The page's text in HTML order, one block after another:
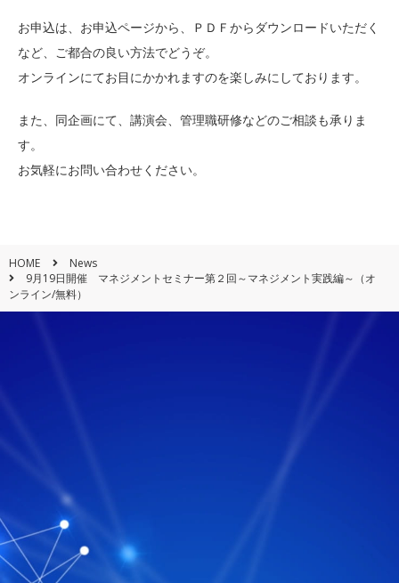
お申込は、お申込ページから、ＰＤＦからダウンロードいただく
など、ご都合の良い方法でどうぞ。
オンラインにてお目にかかれますのを楽しみにしております。
また、同企画にて、講演会、管理職研修などのご相談も承りま
す。
お気軽にお問い合わせください。
HOME
News
9月19日開催 マネジメントセミナー第２回～マネジメント実践編～（オ
ンライン/無料）